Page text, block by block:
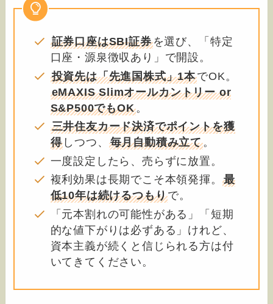
証券口座はSBI証券を選び、「特定
口座・源泉徴収あり」で開設。
投資先は「先進国株式」1本でOK。
eMAXIS Slimオールカントリー or
S&P500でもOK。
三井住友カード決済でポイントを獲
得 しつつ、 毎月自動積み立て。
一度設定したら、売らずに放置。
複利効果は長期でこそ本領発揮。 最
低10年は続けるつもりで。
「元本割れの可能性がある」「短期
的な値下がりは必ずある」けれど、
資本主義が続くと信じられる方は付
いてきてください。